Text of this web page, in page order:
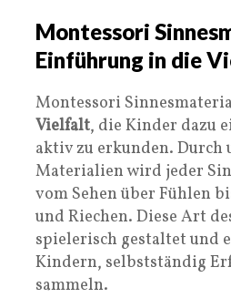
Montessori
Einführung in die
Montessori
Vielfalt, die Kinder dazu
aktiv zu erkunden. Durch
Materialien wird jeder
vom Sehen über Fühlen
und Riechen. Diese Art
spielerisch gestaltet und
Kindern, selbstständig
sammeln.